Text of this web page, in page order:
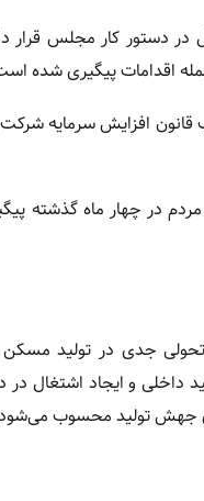
دستور کار مجلس قرار
اقدامات پیگیری شده
افزایش سرمایه
جدی در تولید
داخلی و ایجاد اشتغال
جهش تولید محسوب